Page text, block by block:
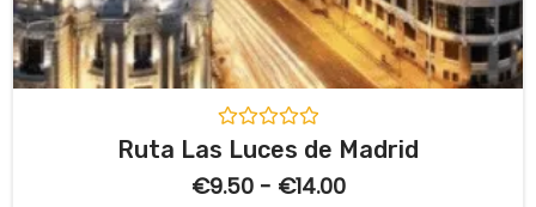
V
a
l
o
Ruta Las Luces de Madrid
€9.50 - €14.00